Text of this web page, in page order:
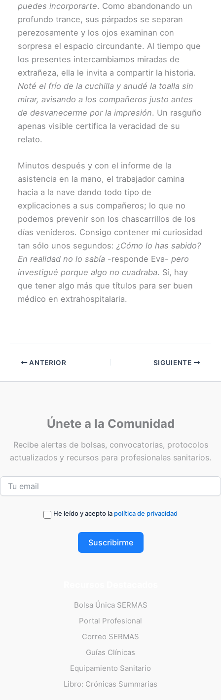
puedes incorporarte. Como abandonando un
profundo trance, sus párpados se separan
perezosamente y los ojos examinan con
sorpresa el espacio circundante. Al tiempo que
los presentes intercambiamos miradas de
extrañeza, ella le invita a compartir la historia.
Noté el frío de la cuchilla y anudé la toalla sin
mirar, avisando a los compañeros justo antes
de desvanecerme por la impresión. Un rasguño
apenas visible certifica la veracidad de su
relato.
Minutos después y con el informe de la
asistencia en la mano, el trabajador camina
hacia a la nave dando todo tipo de
explicaciones a sus compañeros; lo que no
podemos prevenir son los chascarrillos de los
días venideros. Consigo contener mi curiosidad
tan sólo unos segundos:¿Cómo lo has sabido?
En realidad no lo sabía -responde Eva- pero
investigué porque algo no cuadraba. Sí, hay
que tener algo más que títulos para ser buen
médico en extrahospitalaria.
ANTERIOR SIGUIENTE
Únete a la Comunidad
Recibe alertas de bolsas, convocatorias, protocolos
actualizados y recursos para profesionales sanitarios.
He leído y acepto la política de privacidad
Suscribirme
Bolsa Única SERMAS
Portal Profesional
Correo SERMAS
Guías Clínicas
Equipamiento Sanitario
Libro: Crónicas Summarias